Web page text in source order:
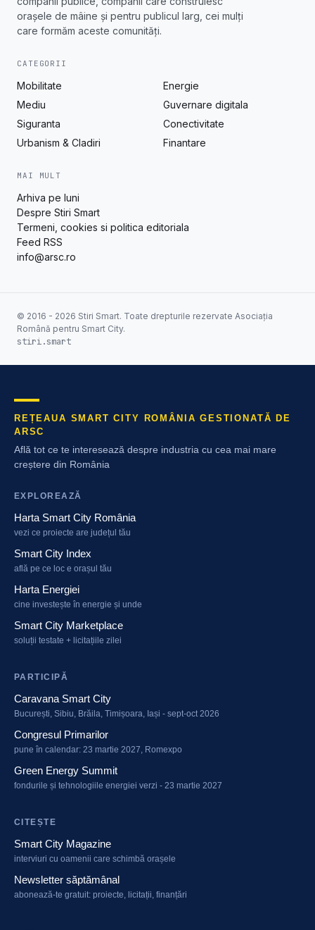
orașele de mâine și pentru publicul larg, cei mulți
care formăm aceste comunități.
CATEGORII
Mobilitate
Energie
Mediu
Guvernare digitala
Siguranta
Conectivitate
Urbanism & Cladiri
Finantare
MAI MULT
Arhiva pe luni
Despre Stiri Smart
Termeni, cookies si politica editoriala
Feed RSS
info@arsc.ro
© 2016 - 2026 Stiri Smart. Toate drepturile rezervate Asociația
Română pentru Smart City.
stiri.smart
REȚEAUA SMART CITY ROMÂNIA GESTIONATĂ DE
ARSC
Află tot ce te interesează despre industria cu cea mai mare
creștere din România
EXPLOREAZĂ
Harta Smart City România
vezi ce proiecte are județul tău
Smart City Index
află pe ce loc e orașul tău
Harta Energiei
cine investește în energie și unde
Smart City Marketplace
soluții testate + licitațiile zilei
PARTICIPĂ
Caravana Smart City
București, Sibiu, Brăila, Timișoara, Iași - sept-oct 2026
Congresul Primarilor
pune în calendar: 23 martie 2027, Romexpo
Green Energy Summit
fondurile și tehnologiile energiei verzi - 23 martie 2027
CITEȘTE
Smart City Magazine
interviuri cu oamenii care schimbă orașele
Newsletter săptămânal
abonează-te gratuit: proiecte, licitații, finanțări